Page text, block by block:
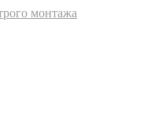
монтажа